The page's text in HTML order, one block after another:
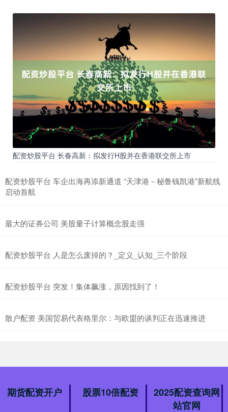
配资炒股平台 长春高新：拟发行H股并在香港联交所上市
配资炒股平台 车企出海再添新通道 “天津港－秘鲁钱凯港”新航线
启动首航
最大的证券公司 美股量子计算概念股走强
配资炒股平台 人是怎么废掉的？_定义_认知_三个阶段
配资炒股平台 突发！集体飙涨，原因找到了！
散户配资 美国贸易代表格里尔：与欧盟的谈判正在迅速推进
期货配资开户 股票10倍配资
2025配资查询网
站官网